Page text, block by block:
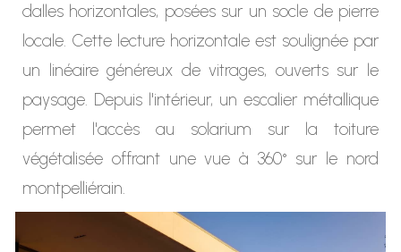
dalles horizontales, posées sur un socle de pierre
locale. Cette lecture horizontale est soulignée par
un linéaire généreux de vitrages, ouverts sur le
paysage. Depuis l'intérieur, un escalier métallique
permet l'accès au solarium sur la toiture
végétalisée offrant une vue à 360° sur le nord
montpelliérain.